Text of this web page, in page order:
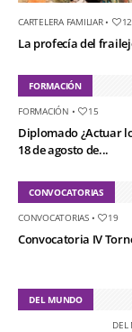
CARTELERA FAMILIAR• 12
La profecía del
FORMACIÓN
FORMACIÓN • 15
Diplomado ¿Actuar
18 de agosto de...
CONVOCATORIAS
CONVOCATORIAS• 19
Convocatoria IV
DEL MUNDO
DEL